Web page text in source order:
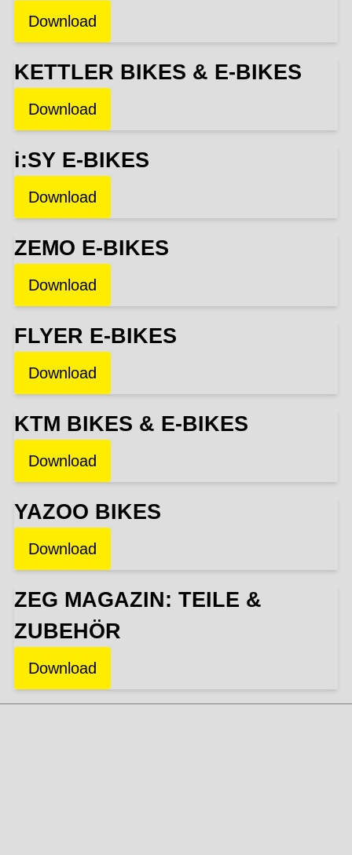
Download
KETTLER BIKES & E-BIKES
Download
i:SY E-BIKES
Download
ZEMO E-BIKES
Download
FLYER E-BIKES
Download
KTM BIKES & E-BIKES
Download
YAZOO BIKES
Download
ZEG MAGAZIN: TEILE &
ZUBEHÖR
Download